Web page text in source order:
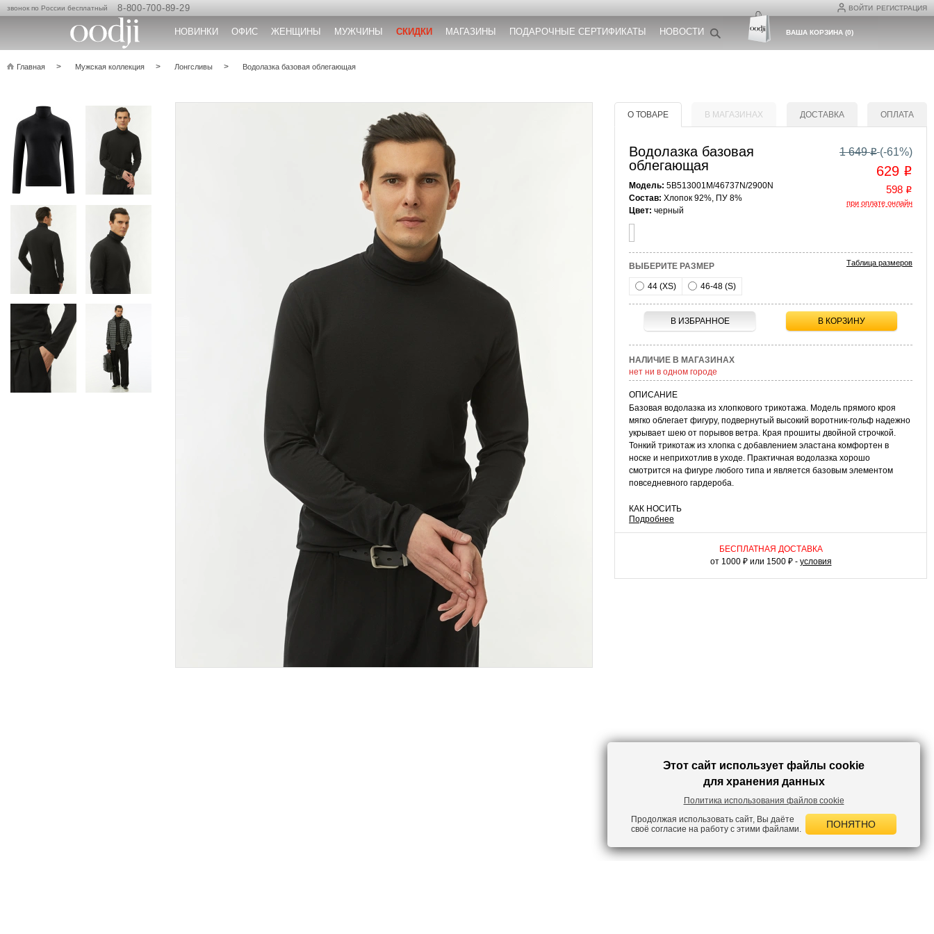
ВОЙТИ РЕГИСТРАЦИЯ
звонок по России бесплатный 8-800-700-89-29
НОВИНКИ ОФИС ЖЕНЩИНЫ МУЖЧИНЫ СКИДКИ МАГАЗИНЫ ПОДАРОЧНЫЕ СЕРТИФИКАТЫ НОВОСТИ ВАША КОРЗИНА(0)
Главная Мужская коллекция Лонгсливы Водолазка базовая облегающая
О ТОВАРЕ В МАГАЗИНАХ ДОСТАВКА ОПЛАТА
Водолазка базовая
облегающая
Модель: 5B513001M/46737N/2900N
Состав: Хлопок 92%, ПУ 8%
Цвет: черный
1 649o (-61%)
629 o
598 o
при оплате онлайн
ВЫБЕРИТЕ РАЗМЕР Таблица размеров
44 (XS) 46-48 (S)
В ИЗБРАННОЕ В КОРЗИНУ
НАЛИЧИЕ В МАГАЗИНАХ
нет ни в одном городе
ОПИСАНИЕ
Базовая водолазка из хлопкового трикотажа. Модель прямого кроя
мягко облегает фигуру, подвернутый высокий воротник-гольф надежно
укрывает шею от порывов ветра. Края прошиты двойной строчкой.
Тонкий трикотаж из хлопка с добавлением эластана комфортен в
носке и неприхотлив в уходе. Практичная водолазка хорошо
смотрится на фигуре любого типа и является базовым элементом
повседневного гардероба.
КАК НОСИТЬ
С классическими брюками и туфлями дерби вы получите базовый
деловой комплект, который можно разнообразить пиджаком,
пуловером или костюмной жилеткой. Водолазка с джинсами и кедами
составит универсальный городской комплект для неформальных
Подробнее
БЕСПЛАТНАЯ ДОСТАВКА
от 1000 ₽ или 1500 ₽ - условия
Этот сайт использует файлы cookie
для хранения данных
Политика использования файлов cookie
Продолжая использовать сайт, Вы даёте
своё согласие на работу с этими файлами.
ПОНЯТНО